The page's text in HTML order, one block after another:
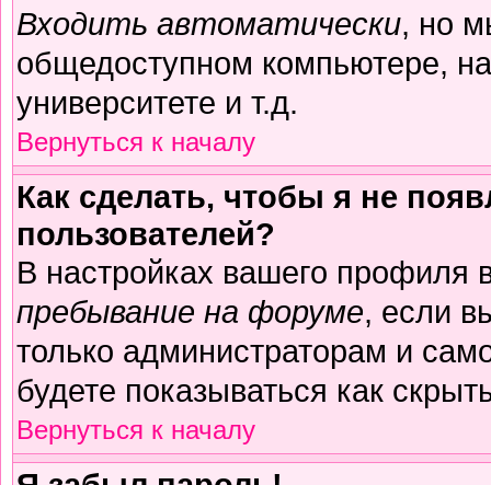
Входить автоматически, но
общедоступном компьютере,
университете и т.д.
Вернуться к началу
Как сделать, чтобы я не
пользователей?
В настройках вашего
пребывание на форуме, если
только администраторам и
будете показываться как
Вернуться к началу